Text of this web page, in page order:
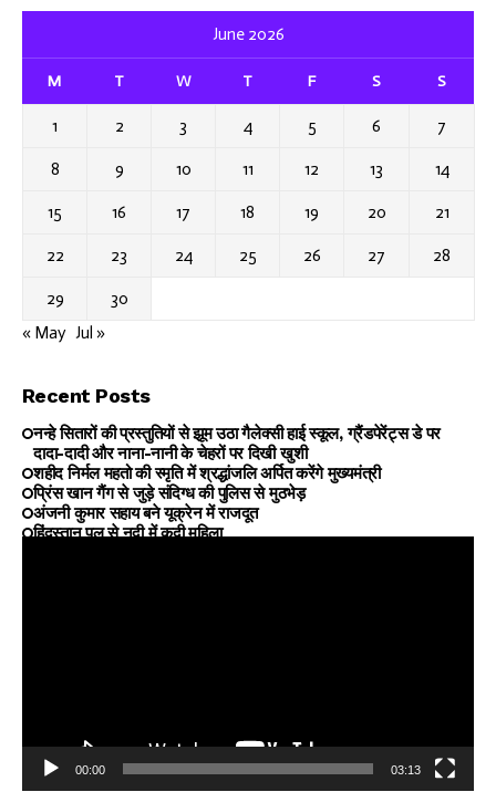
June 2026
M T W T F S S
1 2 3 4 5 6 7
8 9 10 11 12 13 14
15 16 17 18 19 20 21
22 23 24 25 26 27 28
29
30
« May Jul »
Recent Posts
नन्हे सितारों की प्रस्तुतियों से झूम उठा गैलेक्सी हाई स्कूल, ग्रैंडपेरेंट्स डे पर
दादा-दादी और नाना-नानी के चेहरों पर दिखी खुशी
शहीद निर्मल महतो की स्मृति में श्रद्धांजलि अर्पित करेंगे मुख्यमंत्री
प्रिंस खान गैंग से जुड़े संदिग्ध की पुलिस से मुठभेड़
अंजनी कुमार सहाय बने यूक्रेन में राजदूत
हिंदुस्तान पुल से नदी में कूदी महिला
00:00 03:13